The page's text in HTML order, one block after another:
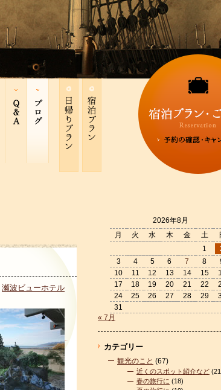
瀬波ビューホテル
2026年8月
月 火 水 木 金 土
1
3
4 5 6 7 8
10
11 12 13 14 15
17
18 19 20 21 22
24
25 26 27 28 29
31
« 7月
カテゴリー
観光のこと (67)
近くのスポット紹介など
春の旅行に (18)